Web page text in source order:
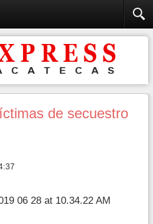
de secuestro